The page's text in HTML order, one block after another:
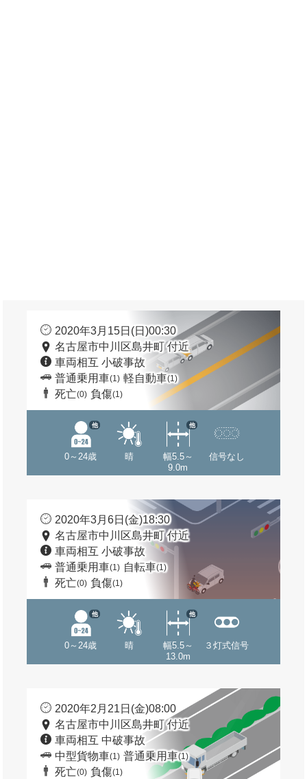
2020年3月15日(日)00:30
名古屋市中川区島井町 付近
車両相互 小破事故
普通乗用車(1) 軽自動車(1)
死亡(0) 負傷(1)
0～24歳
他
晴
幅5.5～
9.0m
他
信号なし
2020年3月6日(金)18:30
名古屋市中川区島井町 付近
車両相互 小破事故
普通乗用車(1) 自転車(1)
死亡(0) 負傷(1)
0～24歳
他
晴
幅5.5～
13.0m
他
３灯式信号
2020年2月21日(金)08:00
名古屋市中川区島井町 付近
車両相互 中破事故
中型貨物車(1) 普通乗用車(1)
死亡(0) 負傷(1)